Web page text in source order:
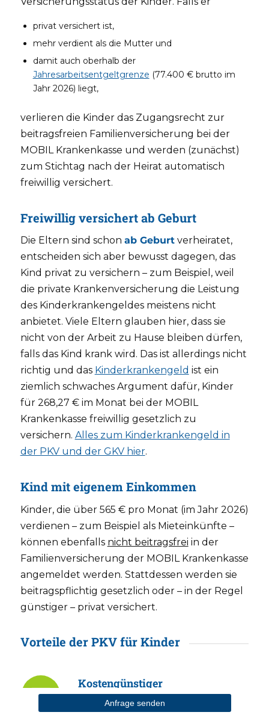
privat versichert ist,
mehr verdient als die Mutter und
damit auch oberhalb der
Jahresarbeitsentgeltgrenze (77.400 € brutto im
Jahr 2026) liegt,
verlieren die Kinder das Zugangsrecht zur
beitragsfreien Familienversicherung bei der
MOBIL Krankenkasse und werden (zunächst)
zum Stichtag nach der Heirat automatisch
freiwillig versichert.
Freiwillig versichert ab Geburt
Die Eltern sind schon ab Geburtverheiratet,
entscheiden sich aber bewusst dagegen, das
Kind privat zu versichern – zum Beispiel, weil
die private Krankenversicherung die Leistung
des Kinderkrankengeldes meistens nicht
anbietet. Viele Eltern glauben hier, dass sie
nicht von der Arbeit zu Hause bleiben dürfen,
falls das Kind krank wird. Das ist allerdings nicht
richtig und das Kinderkrankengeld ist ein
ziemlich schwaches Argument dafür, Kinder
für 268,27 € im Monat bei der MOBIL
Krankenkasse freiwillig gesetzlich zu
versichern. Alles zum Kinderkrankengeld in
der PKV und der GKV hier.
Kind mit eigenem Einkommen
Kinder, die über 565 € pro Monat (im Jahr 2026)
verdienen – zum Beispiel als Mieteinkünfte –
können ebenfalls nicht beitragsfrei in der
Familienversicherung der MOBIL Krankenkasse
angemeldet werden. Stattdessen werden sie
beitragspflichtig gesetzlich oder – in der Regel
günstiger – privat versichert.
Vorteile der PKV für Kinder
Kostengünstiger
Richtiggute PKV-Kindertarife
Anfrage senden